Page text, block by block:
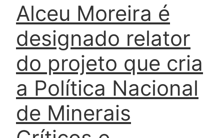
Alceu Moreira é
designado relator
do projeto que cria
a Política Nacional
de Minerais